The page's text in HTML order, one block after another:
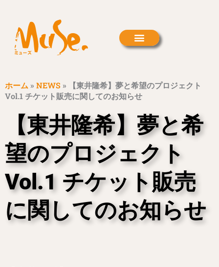
ホーム » NEWS »
【東井隆希】夢と希望のプロジェクト
Vol.1 チケット販売に関してのお知らせ
【東井隆希】夢と希
望のプロジェクト
Vol.1 チケット販売
に関してのお知らせ